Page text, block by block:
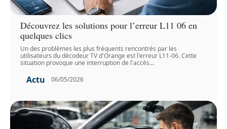
Découvrez les solutions pour l’erreur L11 06 en
quelques clics
Un des problèmes les plus fréquents rencontrés par les
utilisateurs du décodeur TV d'Orange est l'erreur L11-06. Cette
situation provoque une interruption de l'accès…
Actu 06/05/2026